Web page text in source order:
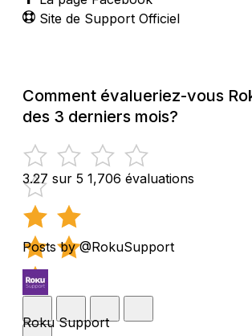
Site de Support Officiel
Comment évalueriez-vous
des 3 derniers mois?
3.27 sur 5 1,706 évaluations
Posts by @RokuSupport
Roku Support